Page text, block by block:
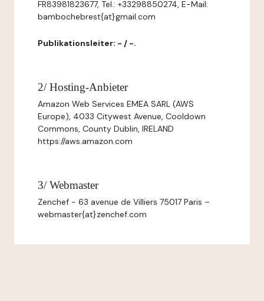
FR83981823677, Tel.: +33298850274, E-Mail:
bambochebrest{at}gmail.com
Publikationsleiter: - / -.
2/ Hosting-Anbieter
Amazon Web Services EMEA SARL (AWS
Europe), 4033 Citywest Avenue, Cooldown
Commons, County Dublin, IRELAND
https://aws.amazon.com
3/ Webmaster
Zenchef - 63 avenue de Villiers 75017 Paris –
webmaster{at}zenchef.com